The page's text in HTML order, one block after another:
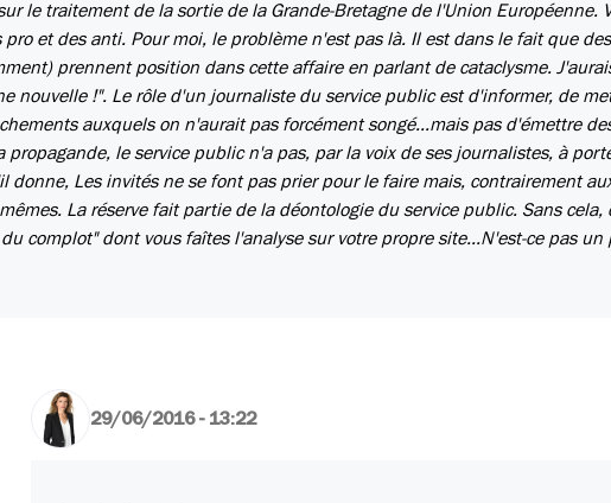
le traitement de la sortie de la Grande-Bretagne de l'Union Européenne.
et des anti. Pour moi, le problème n'est pas là. Il est dans le fait que des
prennent position dans cette affaire en parlant de cataclysme.
nouvelle !". Le rôle d'un journaliste du service public est d'informer, de
auxquels on n'aurait pas forcément songé...mais pas d'émettre
propagande, le service public n'a pas, par la voix de ses journalistes, à
donne, Les invités ne se font pas prier pour le faire mais, contrairement
La réserve fait partie de la déontologie du service public. Sans cela,
complot" dont vous faîtes l'analyse sur votre propre site...N'est-ce pas un
29/06/2016 - 13:22